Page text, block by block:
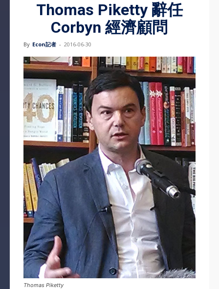
Thomas Piketty 辭任
Corbyn 經濟顧問
By Econ記者 - 2016-06-30
Thomas Piketty